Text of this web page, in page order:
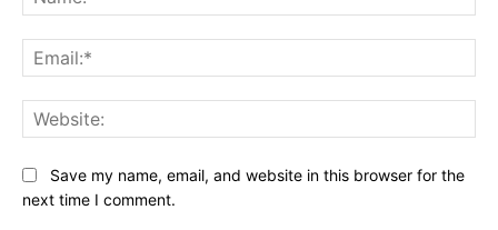
Save my name, email, and website in this browser for the
next time I comment.